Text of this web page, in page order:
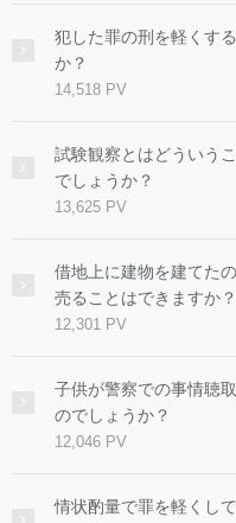
犯した罪の刑を軽くす
か？
14,518 PV
試験観察とはどういう
でしょうか？
13,625 PV
借地上に建物を建てた
売ることはできますか？
12,301 PV
子供が警察での事情聴
のでしょうか？
12,046 PV
情状酌量で罪を軽くし